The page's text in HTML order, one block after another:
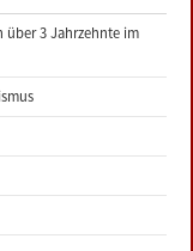
über 3 Jahrzehnte im